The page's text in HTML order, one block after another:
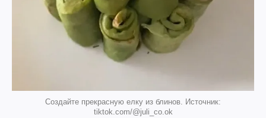
Создайте прекрасную елку из блинов. Источник:
tiktok.com/@juli_co.ok